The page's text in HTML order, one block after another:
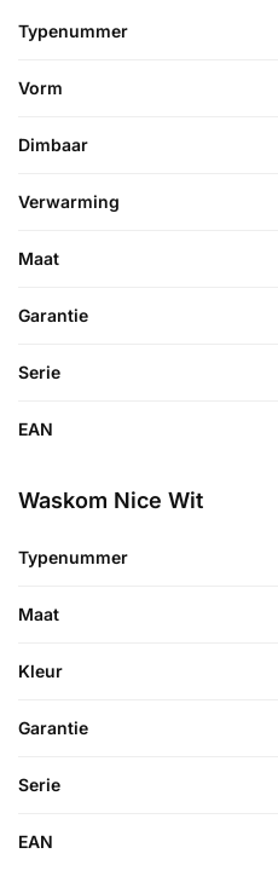
Typenummer
Vorm
Dimbaar
Verwarming
Maat
Garantie
Serie
EAN
Waskom Nice Wit
Typenummer
Maat
Kleur
Garantie
Serie
EAN